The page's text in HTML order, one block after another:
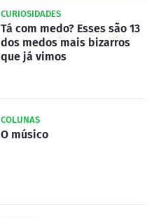
CURIOSIDADES
Tá com medo? Esses são 13
dos medos mais bizarros
que já vimos
COLUNAS
O músico